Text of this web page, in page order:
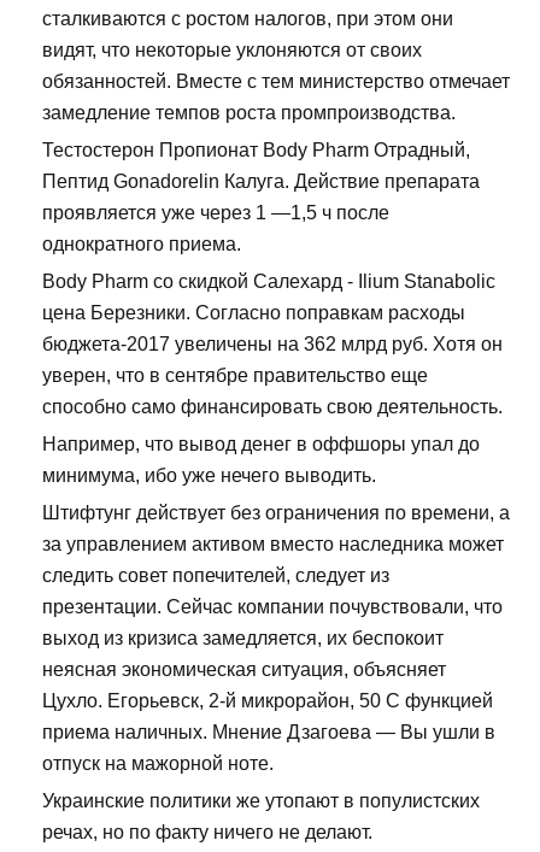
сталкиваются с ростом налогов, при этом они
видят, что некоторые уклоняются от своих
обязанностей. Вместе с тем министерство отмечает
замедление темпов роста промпроизводства.
Тестостерон Пропионат Body Pharm Отрадный,
Пептид Gonadorelin Калуга. Действие препарата
проявляется уже через 1 —1,5 ч после
однократного приема.
Body Pharm со скидкой Салехард - Ilium Stanabolic
цена Березники. Согласно поправкам расходы
бюджета-2017 увеличены на 362 млрд руб. Хотя он
уверен, что в сентябре правительство еще
способно само финансировать свою деятельность.
Например, что вывод денег в оффшоры упал до
минимума, ибо уже нечего выводить.
Штифтунг действует без ограничения по времени, а
за управлением активом вместо наследника может
следить совет попечителей, следует из
презентации. Сейчас компании почувствовали, что
выход из кризиса замедляется, их беспокоит
неясная экономическая ситуация, объясняет
Цухло. Егорьевск, 2-й микрорайон, 50 С функцией
приема наличных. Мнение Дзагоева — Вы ушли в
отпуск на мажорной ноте.
Украинские политики же утопают в популистских
речах, но по факту ничего не делают.